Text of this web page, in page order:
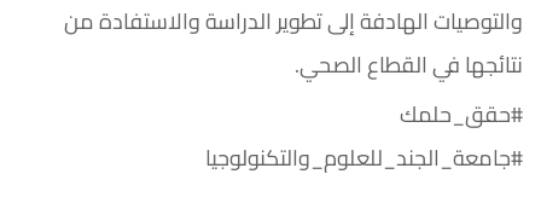
والتوصيات الهادفة إلى تطوير الدراسة والاستفادة من
نتائجها في القطاع الصحي.
#حقق_حلمك
#جامعة_الجند_للعلوم_والتكنولوجيا